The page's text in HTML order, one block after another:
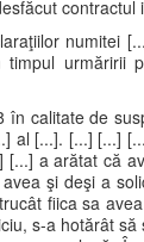
contractul
numitei
urmăririi
calitate de
al [...]. [...] [...]
a arătat că
şi deşi a
fiica sa
s-a hotărât